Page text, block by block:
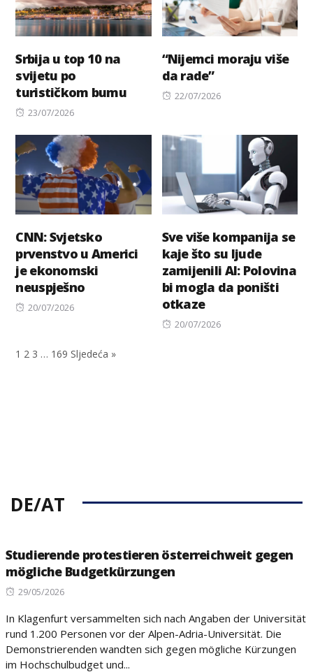
Srbija u top 10 na
svijetu po
turističkom bumu
Posted
23/07/2026
“Nijemci moraju više
da rade”
Posted
22/07/2026
CNN: Svjetsko
prvenstvo u Americi
je ekonomski
neuspješno
Posted
20/07/2026
Sve više kompanija se
kaje što su ljude
zamijenili AI: Polovina
bi mogla da poništi
otkaze
Posted
20/07/2026
1 2 3 … 169 Sljedeća »
DE/AT
Studierende protestieren österreichweit gegen
mögliche Budgetkürzungen
Posted
29/05/2026
In Klagenfurt versammelten sich nach Angaben der Universität
rund 1.200 Personen vor der Alpen-Adria-Universität. Die
Demonstrierenden wandten sich gegen mögliche Kürzungen
im Hochschulbudget und...